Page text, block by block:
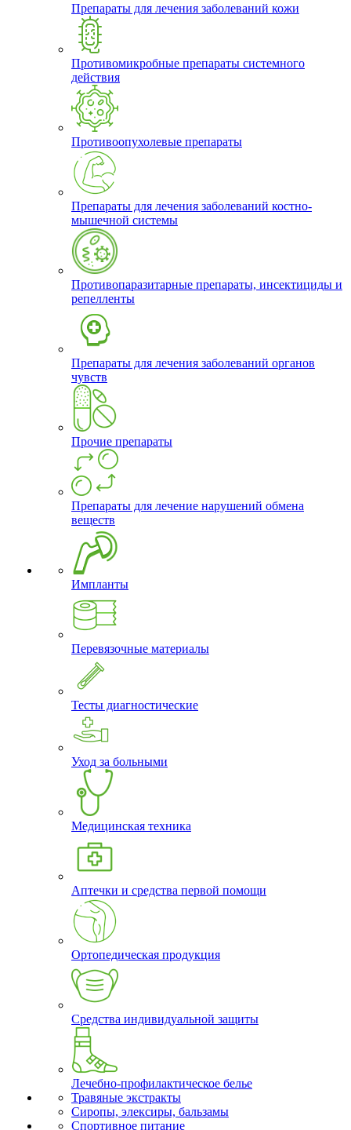
Препараты для лечения заболеваний кожи
Противомикробные препараты системного
действия
Противоопухолевые препараты
Препараты для лечения заболеваний костно-
мышечной системы
Противопаразитарные препараты, инсектициды и
репелленты
Препараты для лечения заболеваний органов
чувств
Прочие препараты
Препараты для лечение нарушений обмена
веществ
Импланты
Перевязочные материалы
Тесты диагностические
Уход за больными
Медицинская техника
Аптечки и средства первой помощи
Ортопедическая продукция
Средства индивидуальной защиты
Лечебно-профилактическое белье
Травяные экстракты
Сиропы, элексиры, бальзамы
Спортивное питание